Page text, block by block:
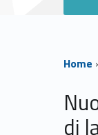
Home
T
di